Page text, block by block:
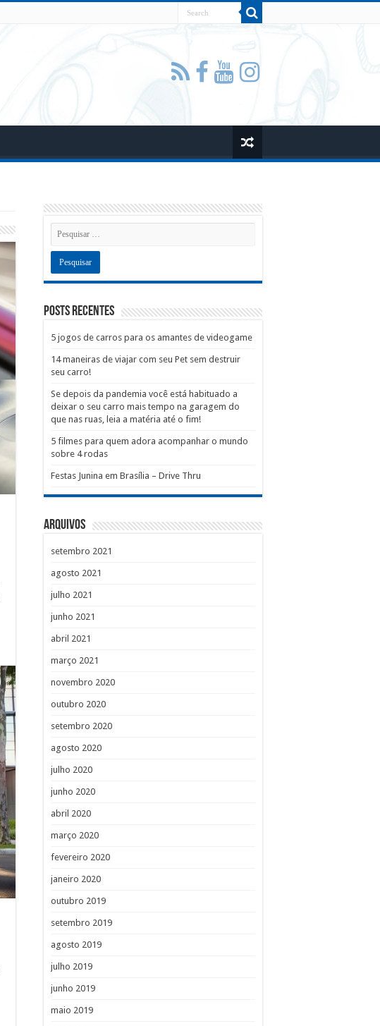
Posts recentes
5 jogos de carros para os amantes de videogame
14 maneiras de viajar com seu Pet sem destruir
seu carro!
Se depois da pandemia você está habituado a
deixar o seu carro mais tempo na garagem do
que nas ruas, leia a matéria até o fim!
5 filmes para quem adora acompanhar o mundo
sobre 4 rodas
Festas Junina em Brasília – Drive Thru
Arquivos
setembro 2021
agosto 2021
julho 2021
junho 2021
abril 2021
março 2021
novembro 2020
outubro 2020
setembro 2020
agosto 2020
julho 2020
junho 2020
abril 2020
março 2020
fevereiro 2020
janeiro 2020
outubro 2019
setembro 2019
agosto 2019
julho 2019
junho 2019
maio 2019